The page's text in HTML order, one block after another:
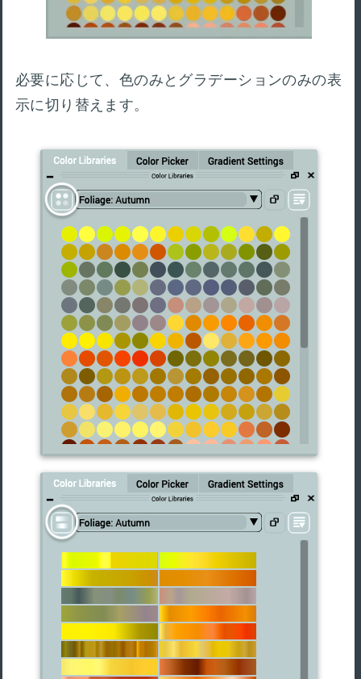
必要に応じて、色のみとグラデーションのみの表
示に切り替えます。